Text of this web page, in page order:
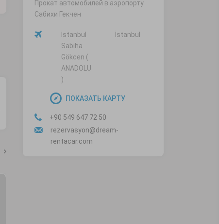
Прокат автомобилей в аэропорту
Сабихи Гекчен
İstanbul
Sabiha
Gökcen (
ANADOLU
)
İstanbul
ПОКАЗАТЬ КАРТУ
+90 549 647 72 50
rezervasyon@dream-
rentacar.com